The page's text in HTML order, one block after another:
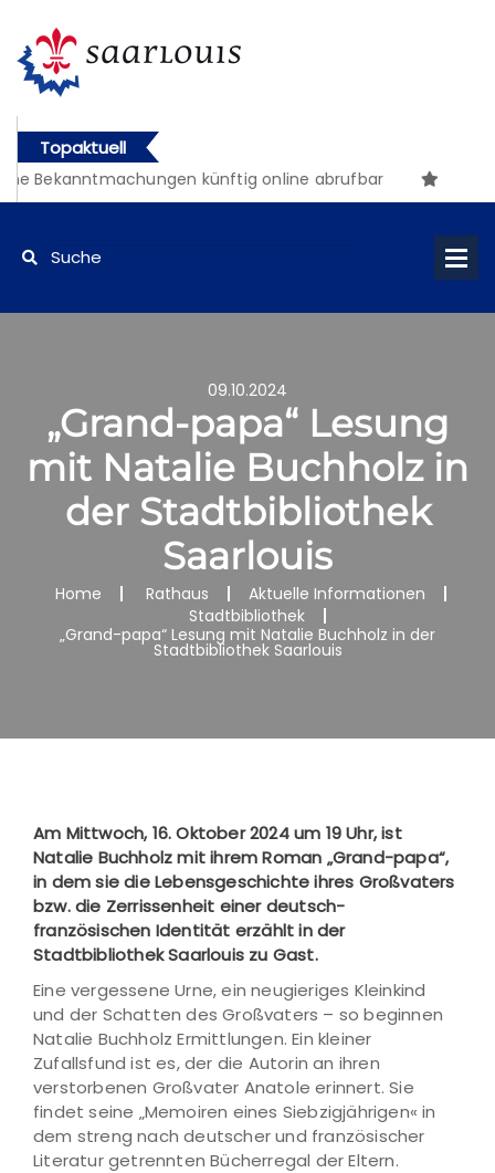
Topaktuell
künftig online abrufbar
09.10.2024
„Grand-papa“ Lesung
mit Natalie Buchholz in
der Stadtbibliothek
Saarlouis
Home Rathaus
Aktuelle Informationen
Stadtbibliothek
„Grand-papa“ Lesung mit Natalie Buchholz in der
Stadtbibliothek Saarlouis
Am Mittwoch, 16. Oktober 2024 um 19 Uhr, ist
Natalie Buchholz mit ihrem Roman „Grand-papa“,
in dem sie die Lebensgeschichte ihres Großvaters
bzw. die Zerrissenheit einer deutsch-
französischen Identität erzählt in der
Stadtbibliothek Saarlouis zu Gast.
Eine vergessene Urne, ein neugieriges Kleinkind
und der Schatten des Großvaters – so beginnen
Natalie Buchholz Ermittlungen. Ein kleiner
Zufallsfund ist es, der die Autorin an ihren
verstorbenen Großvater Anatole erinnert. Sie
findet seine „Memoiren eines Siebzigjährigen« in
dem streng nach deutscher und französischer
Literatur getrennten Bücherregal der Eltern.